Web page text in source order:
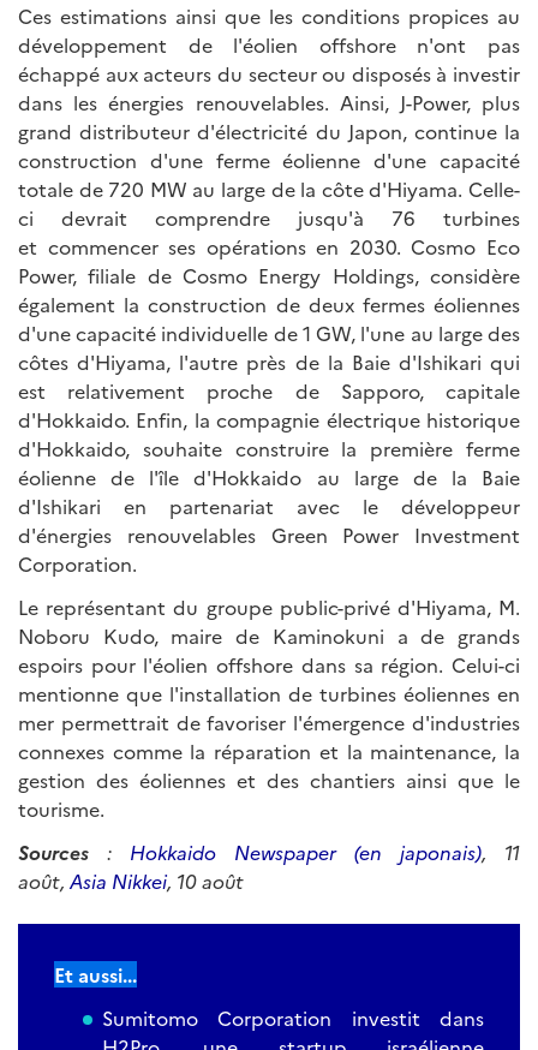
Ces estimations ainsi que les conditions propices au
développement de l'éolien offshore n'ont pas
échappé aux acteurs du secteur ou disposés à investir
dans les énergies renouvelables. Ainsi, J-Power, plus
grand distributeur d'électricité du Japon, continue la
construction d'une ferme éolienne d'une capacité
totale de 720 MW au large de la côte d'Hiyama. Celle-
ci devrait comprendre jusqu'à 76 turbines
et commencer ses opérations en 2030. Cosmo Eco
Power, filiale de Cosmo Energy Holdings, considère
également la construction de deux fermes éoliennes
d'une capacité individuelle de 1 GW, l'une au large des
côtes d'Hiyama, l'autre près de la Baie d'Ishikari qui
est relativement proche de Sapporo, capitale
d'Hokkaido. Enfin, la compagnie électrique historique
d'Hokkaido, souhaite construire la première ferme
éolienne de l'île d'Hokkaido au large de la Baie
d'Ishikari en partenariat avec le développeur
d'énergies renouvelables Green Power Investment
Corporation.
Le représentant du groupe public-privé d'Hiyama, M.
Noboru Kudo, maire de Kaminokuni a de grands
espoirs pour l'éolien offshore dans sa région. Celui-ci
mentionne que l'installation de turbines éoliennes en
mer permettrait de favoriser l'émergence d'industries
connexes comme la réparation et la maintenance, la
gestion des éoliennes et des chantiers ainsi que le
tourisme.
Sources : Hokkaido Newspaper (en japonais), 11
août, Asia Nikkei, 10 août
Et aussi...
Sumitomo Corporation investit dans